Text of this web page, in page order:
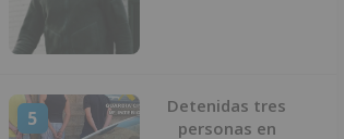
5
Detenidas tres
personas en